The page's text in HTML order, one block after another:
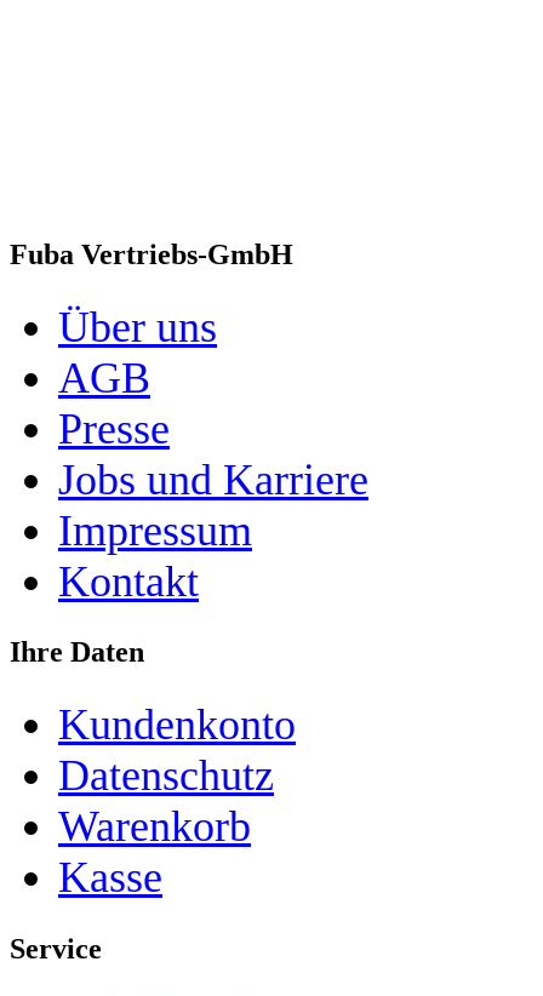
Fuba Vertriebs-GmbH
Über uns
AGB
Presse
Jobs und Karriere
Impressum
Kontakt
Ihre Daten
Kundenkonto
Datenschutz
Warenkorb
Kasse
Service